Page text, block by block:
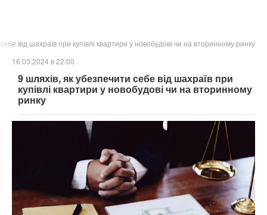
від шахраїв при купівлі квартири у новобудові чи на вторинному ринку
16.03.2024 в 22:00
9 шляхів, як убезпечити себе від шахраїв при
купівлі квартири у новобудові чи на вторинному
ринку